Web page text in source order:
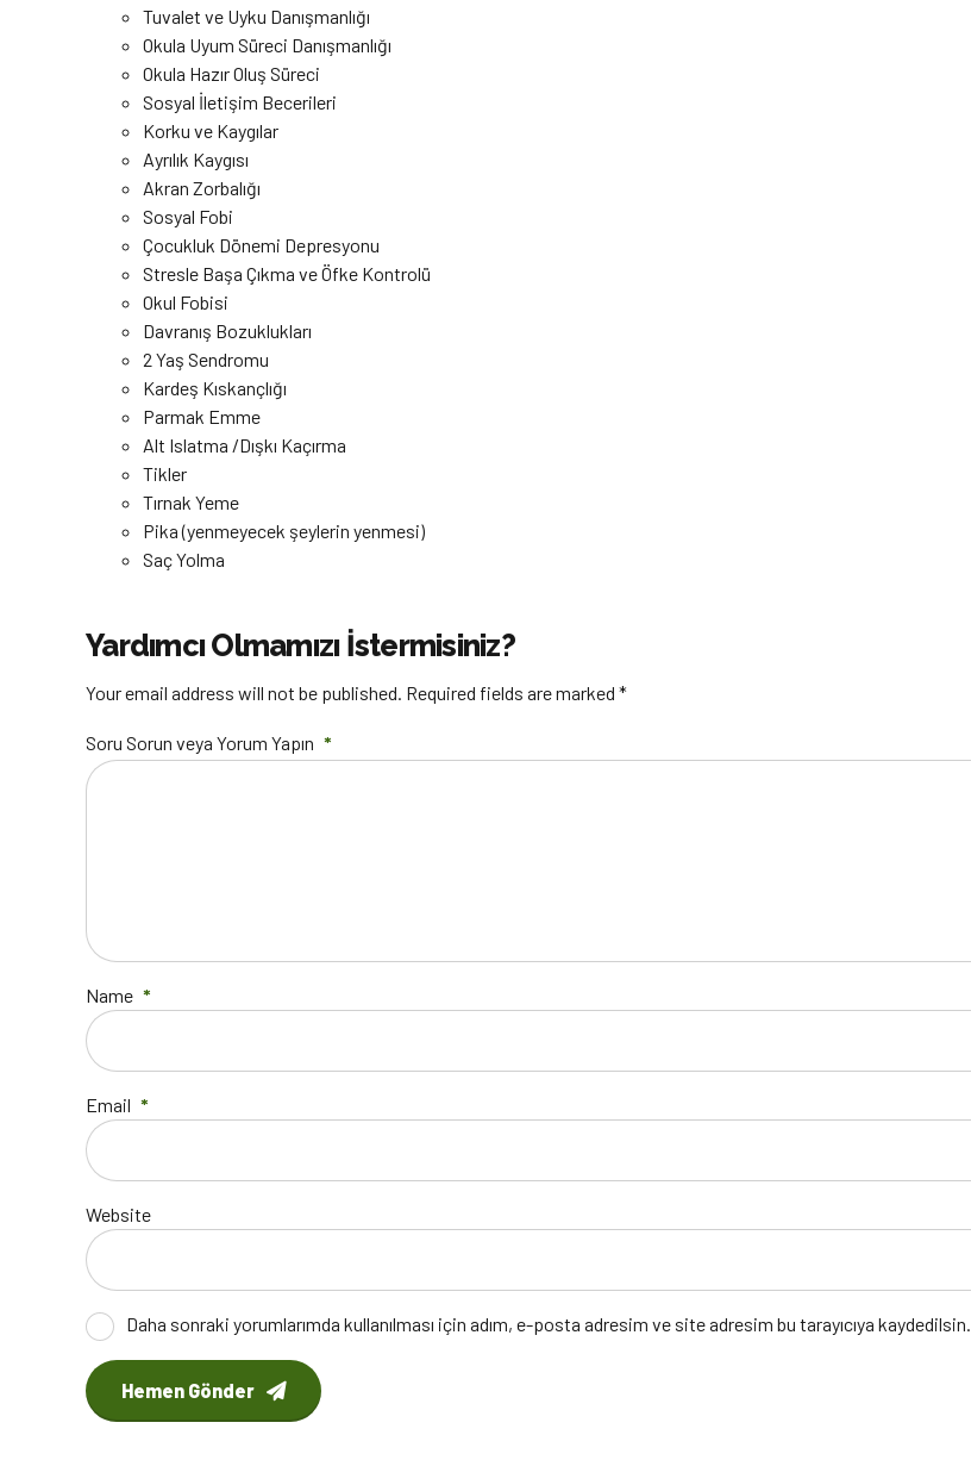
Tuvalet ve Uyku Danışmanlığı
Okula Uyum Süreci Danışmanlığı
Okula Hazır Oluş Süreci
Sosyal İletişim Becerileri
Korku ve Kaygılar
Ayrılık Kaygısı
Akran Zorbalığı
Sosyal Fobi
Çocukluk Dönemi Depresyonu
Stresle Başa Çıkma ve Öfke Kontrolü
Okul Fobisi
Davranış Bozuklukları
2 Yaş Sendromu
Kardeş Kıskançlığı
Parmak Emme
Alt Islatma /Dışkı Kaçırma
Tikler
Tırnak Yeme
Pika (yenmeyecek şeylerin yenmesi)
Saç Yolma
Yardımcı Olmamızı İstermisiniz?
Your email address will not be published. Required fields are marked *
Soru Sorun veya Yorum Yapın *
Name *
Email *
Website
Daha sonraki yorumlarımda kullanılması için adım, e-posta adresim ve site adresim bu tarayıcıya kaydedilsin.
Hemen Gönder